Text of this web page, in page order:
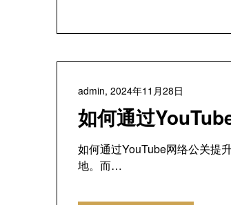
如何通过
admin, 2024年11月28日
如何通过YouTube网络公关提
地。而…